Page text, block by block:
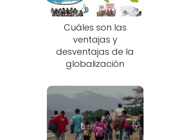
Cuáles son las
ventajas y
desventajas de la
globalización